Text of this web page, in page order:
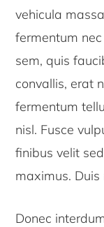
vehicula
fermentum
sem, quis
convallis, erat
fermentum
nisl. Fusce
finibus velit
maximus. Duis
Donec